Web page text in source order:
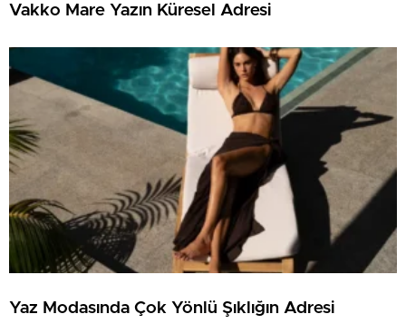
Vakko Mare Yazın Küresel Adresi
Yaz Modasında Çok Yönlü Şıklığın Adresi